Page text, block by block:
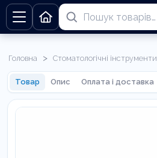
Головна > Стоматологічні інструменти
Товар Опис Оплата і доставка